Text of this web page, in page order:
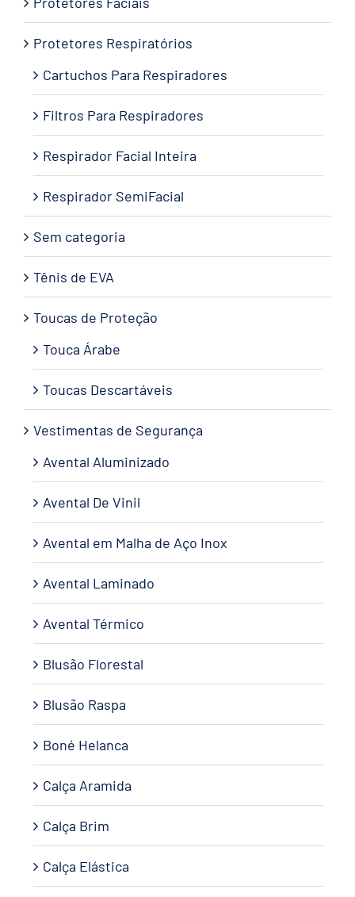
Protetores Respiratórios
Cartuchos Para Respiradores
Filtros Para Respiradores
Respirador Facial Inteira
Respirador SemiFacial
Sem categoria
Tênis de EVA
Toucas de Proteção
Touca Árabe
Toucas Descartáveis
Vestimentas de Segurança
Avental Aluminizado
Avental De Vinil
Avental em Malha de Aço Inox
Avental Laminado
Avental Térmico
Blusão Florestal
Blusão Raspa
Boné Helanca
Calça Aramida
Calça Brim
Calça Elástica